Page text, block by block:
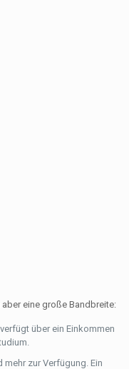
eine große Bandbreite:
über ein Einkommen
mehr zur Verfügung. Ein